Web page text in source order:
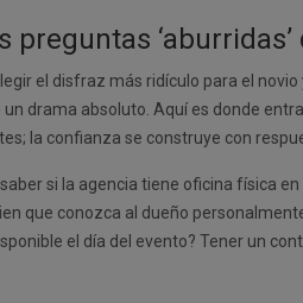
preguntas
el disfraz más ridículo para el
drama absoluto. Aquí es donde
la confianza se construye con
si la agencia tiene oficina física
que conozca al dueño
el día del evento? Tener un